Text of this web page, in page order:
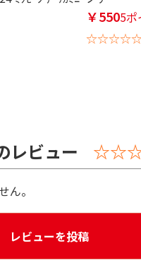
￥5505ポ
レビュー
ん。
レビューを投稿